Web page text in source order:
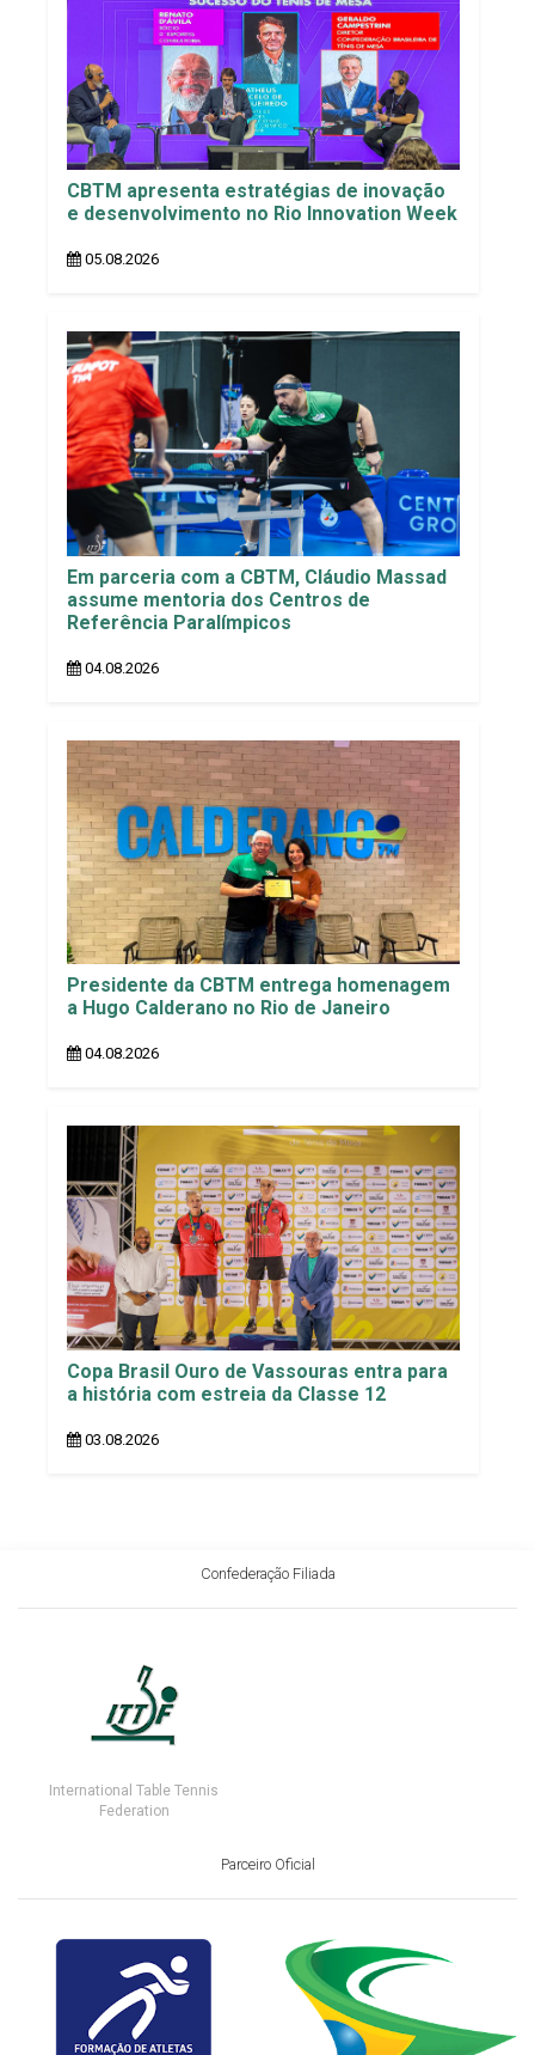
CBTM apresenta estratégias de inovação
e desenvolvimento no Rio Innovation Week
05.08.2026
Em parceria com a CBTM, Cláudio Massad
assume mentoria dos Centros de
Referência Paralímpicos
04.08.2026
Presidente da CBTM entrega homenagem
a Hugo Calderano no Rio de Janeiro
04.08.2026
Copa Brasil Ouro de Vassouras entra para
a história com estreia da Classe 12
03.08.2026
Confederação Filiada
International Table Tennis
Federation
Parceiro Oficial